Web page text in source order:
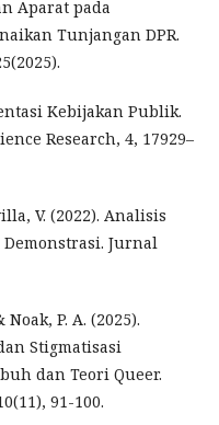
Aparat pada
Tunjangan DPR.
Kebijakan Publik.
Research, 4, 17929–
V. (2022). Analisis
Jurnal
P. A. (2025).
Stigmatisasi
dan Teori Queer.
91-100.